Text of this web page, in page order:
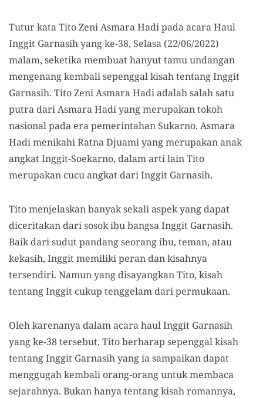
Tutur kata Tito Zeni Asmara Hadi pada acara Haul
Inggit Garnasih yang ke-38, Selasa (22/06/2022)
malam, seketika membuat hanyut tamu undangan
mengenang kembali sepenggal kisah tentang Inggit
Garnasih. Tito Zeni Asmara Hadi adalah salah satu
putra dari Asmara Hadi yang merupakan tokoh
nasional pada era pemerintahan Sukarno. Asmara
Hadi menikahi Ratna Djuami yang merupakan anak
angkat Inggit-Soekarno, dalam arti lain Tito
merupakan cucu angkat dari Inggit Garnasih.
Tito menjelaskan banyak sekali aspek yang dapat
diceritakan dari sosok ibu bangsa Inggit Garnasih.
Baik dari sudut pandang seorang ibu, teman, atau
kekasih, Inggit memiliki peran dan kisahnya
tersendiri. Namun yang disayangkan Tito, kisah
tentang Inggit cukup tenggelam dari permukaan.
Oleh karenanya dalam acara haul Inggit Garnasih
yang ke-38 tersebut, Tito berharap sepenggal kisah
tentang Inggit Garnasih yang ia sampaikan dapat
menggugah kembali orang-orang untuk membaca
sejarahnya. Bukan hanya tentang kisah romannya,